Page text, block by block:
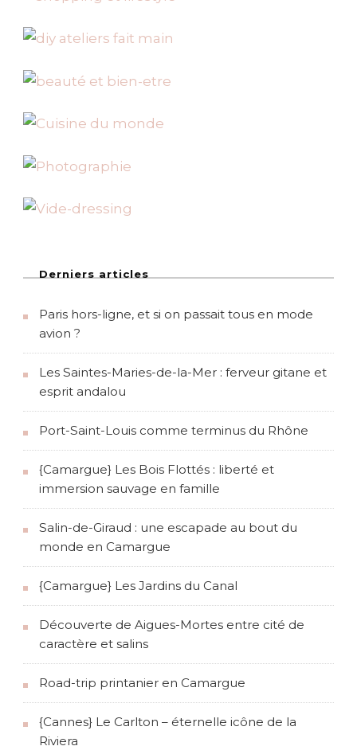
e
i
b
u
p
Derniers articles
Paris hors-ligne, et si on passait tous en mode
avion ?
Les Saintes-Maries-de-la-Mer : ferveur gitane et
esprit andalou
Port-Saint-Louis comme terminus du Rhône
{Camargue} Les Bois Flottés : liberté et
immersion sauvage en famille
Salin-de-Giraud : une escapade au bout du
monde en Camargue
{Camargue} Les Jardins du Canal
Découverte de Aigues-Mortes entre cité de
caractère et salins
Road-trip printanier en Camargue
{Cannes} Le Carlton – éternelle icône de la
Riviera